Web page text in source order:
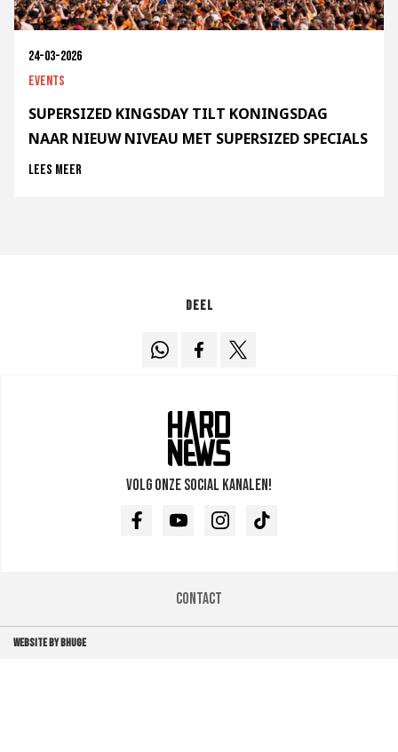
24-03-2026
Events
SUPERSIZED KINGSDAY TILT KONINGSDAG
NAAR NIEUW NIVEAU MET SUPERSIZED SPECIALS
Lees meer
Deel
Volg onze social kanalen!
FacebookYoutubeInstagramTikTok
Contact
WEBSITE BY BHUGE